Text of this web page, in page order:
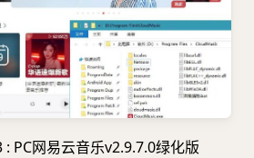
PC网易云音乐v2.9.7.0绿化版